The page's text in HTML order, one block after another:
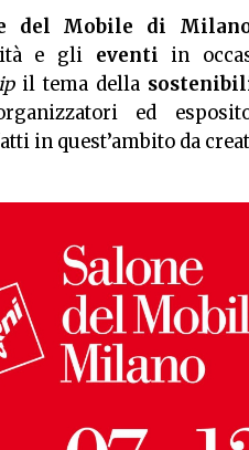
del Mobile di
e gli eventi in
il tema della
ed
in quest’ambito da